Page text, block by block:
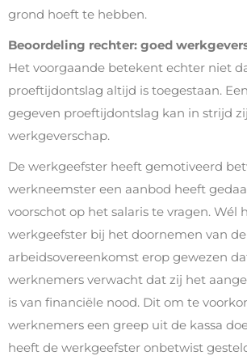
grond hoeft te hebben.
Beoordeling rechter: goed
Het voorgaande betekent echter niet
proeftijdontslag altijd is toegestaan.
gegeven proeftijdontslag kan in strijd
werkgeverschap.
De werkgeefster heeft gemotiveerd
werkneemster een aanbod heeft
voorschot op het salaris te vragen. Wél
werkgeefster bij het doornemen van de
arbeidsovereenkomst erop gewezen
werknemers verwacht dat zij het
is van financiële nood. Dit om te
werknemers een greep uit de kassa
heeft de werkgeefster onbetwist